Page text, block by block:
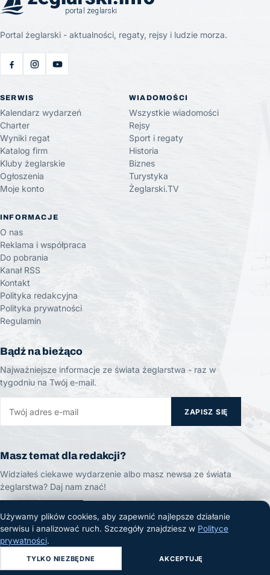
Portal żeglarski - aktualności, regaty, rejsy i ludzie morza.
SERWIS
Kalendarz wydarzeń
Charter
Wyniki regat
Katalog firm
Kluby żeglarskie
Ogłoszenia
Moje konto
WIADOMOŚCI
Wszystkie wiadomości
Rejsy
Sport i regaty
Historia
Biznes
Turystyka
Żeglarski.TV
INFORMACJE
O nas
Reklama i współpraca
Do pobrania
Kanał RSS
Kontakt
Polityka redakcyjna
Polityka prywatności
Regulamin
Bądź na bieżąco
Najważniejsze informacje ze świata żeglarstwa - raz w
tygodniu na Twój e-mail.
ZAPISZ SIĘ
Masz temat dla redakcji?
Widziałeś ciekawe wydarzenie albo masz newsa ze świata
żeglarstwa? Daj nam znać!
ZGŁOŚ TEMAT
© 2026 Żeglarski.info. Wszelkie prawa zastrzeżone.
Używamy plików cookies, aby zapewnić najlepsze działanie
serwisu i analizować ruch. Szczegóły znajdziesz w Polityce
prywatności.
TYLKO NIEZBĘDNE AKCEPTUJĘ